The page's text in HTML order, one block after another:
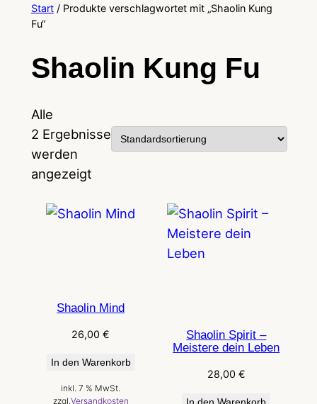
Start/ Produkte verschlagwortet mit „Shaolin Kung
Fu“
Shaolin Kung Fu
Alle
2 Ergebnisse
werden
angezeigt
Shaolin Mind
26,00€
In den Warenkorb
inkl. 7 % MwSt.
zzgl. Versandkosten
Shaolin Spirit –
Meistere dein Leben
28,00 €